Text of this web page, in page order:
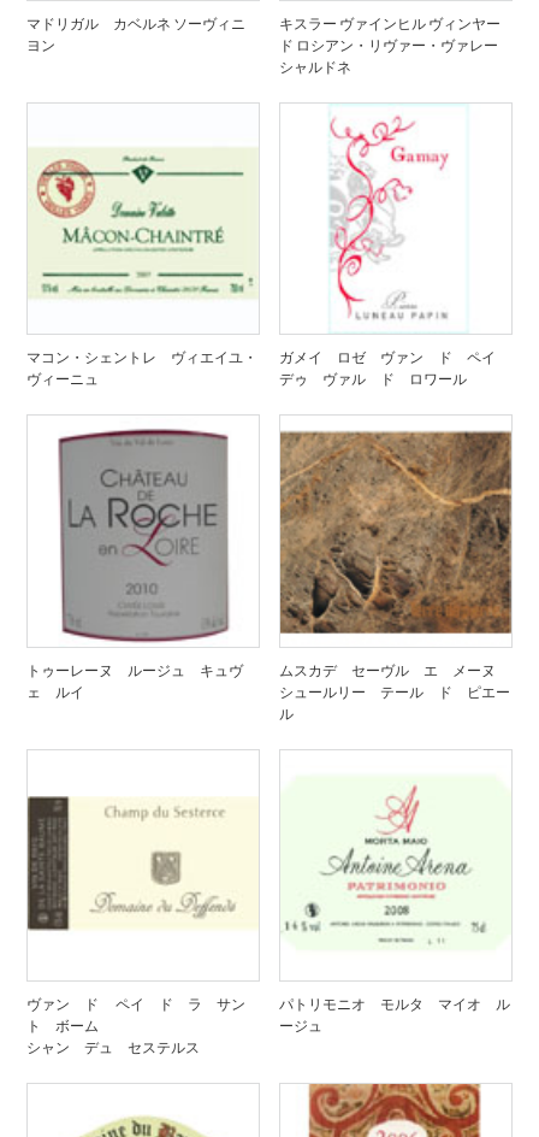
マドリガル カベルネ ソーヴィニ
ヨン
キスラー ヴァインヒル ヴィンヤー
ド ロシアン・リヴァー・ヴァレー
シャルドネ
マコン・シェントレ ヴィエイユ・
ヴィーニュ
ガメイ ロゼ ヴァン ド ペイ
デゥ ヴァル ド ロワール
トゥーレーヌ ルージュ キュヴ
ェ ルイ
ムスカデ セーヴル エ メーヌ
シュールリー テール ド ピエー
ル
ヴァン ド ペイ ド ラ サン
ト ボーム
シャン デュ セステルス
パトリモニオ モルタ マイオ ル
ージュ